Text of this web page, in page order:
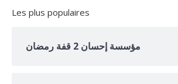
Les plus populaires
مؤسسة إحسان 2 قفة رمضان